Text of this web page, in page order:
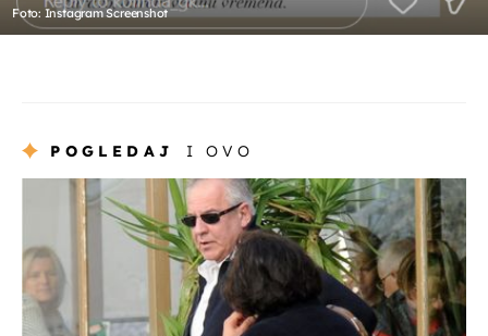
Foto: Instagram Screenshot
POGLEDAJ I OVO